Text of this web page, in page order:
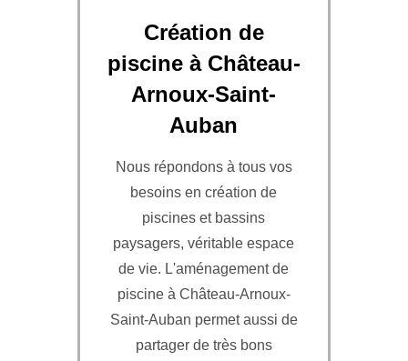
Création de
piscine à Château-
Arnoux-Saint-
Auban
Nous répondons à tous vos
besoins en création de
piscines et bassins
paysagers, véritable espace
de vie. L'aménagement de
piscine à Château-Arnoux-
Saint-Auban permet aussi de
partager de très bons